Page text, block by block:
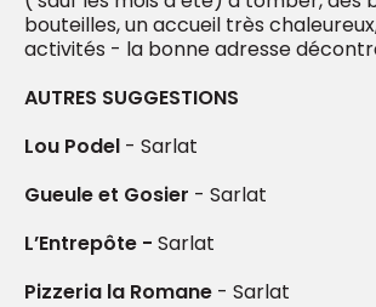
bouteilles, un accueil très
activités - la bonne adresse
AUTRES SUGGESTIONS
Lou Podel - Sarlat
Gueule et Gosier - Sarlat
L’Entrepôte - Sarlat
Pizzeria la Romane - Sarlat